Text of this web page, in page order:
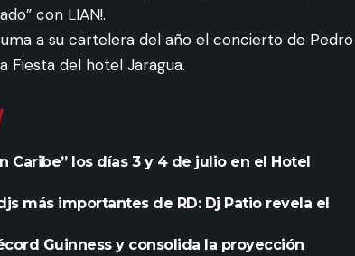
con LIAN!.
a su cartelera del año el concierto de Pedro
Fiesta del hotel Jaragua.
Caribe” los días 3 y 4 de julio en el Hotel
más importantes de RD: Dj Patio revela el
Guinness y consolida la proyección